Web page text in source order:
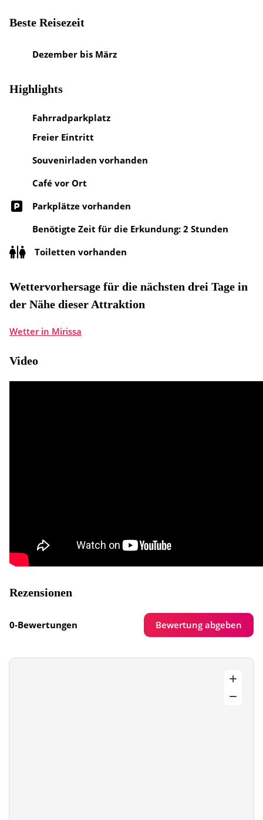
Beste Reisezeit
Dezember bis März
Highlights
Fahrradparkplatz
Freier Eintritt
Souvenirladen vorhanden
Café vor Ort
Parkplätze vorhanden
Benötigte Zeit für die Erkundung: 2 Stunden
Toiletten vorhanden
Wettervorhersage für die nächsten drei Tage in
der Nähe dieser Attraktion
Wetter in Mirissa
Video
Rezensionen
0-Bewertungen Bewertung abgeben